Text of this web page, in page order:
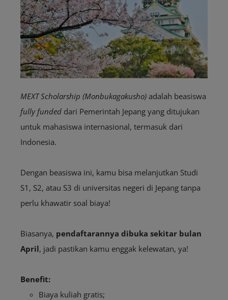
MEXT Scholarship (Monbukagakusho) adalah beasiswa
fully funded dari Pemerintah Jepang yang ditujukan
untuk mahasiswa internasional, termasuk dari
Indonesia.
Dengan beasiswa ini, kamu bisa melanjutkan Studi
S1, S2, atau S3 di universitas negeri di Jepang tanpa
perlu khawatir soal biaya!
Biasanya, pendaftarannya dibuka sekitar bulan
April, jadi pastikan kamu enggak kelewatan, ya!
Benefit:
Biaya kuliah gratis;